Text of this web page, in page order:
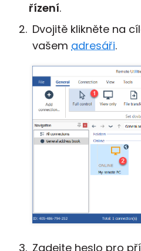
řízení.
Dvojitě klikněte na
vašem adresáři.
Zadejte heslo pro